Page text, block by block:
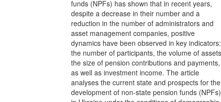
funds (NPFs) has shown that in recent years,
despite a decrease in their number and a
reduction in the number of administrators and
asset management companies, positive
dynamics have been observed in key indicators:
the number of participants, the volume of
the size of pension contributions and payments,
as well as investment income. The article
analyses the current state and prospects for the
development of non-state pension funds (NPFs)